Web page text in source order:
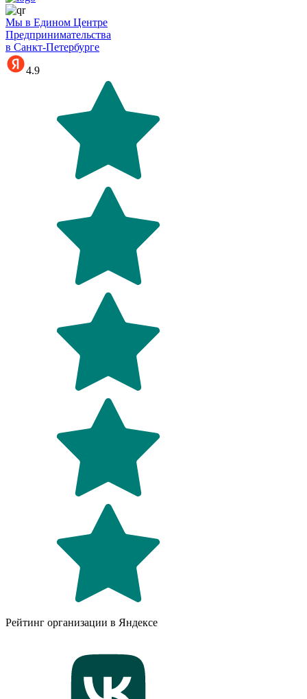
Мы в Едином Центре
Предпринимательства
в Санкт-Петербурге
4.9
Рейтинг организации в Яндексе